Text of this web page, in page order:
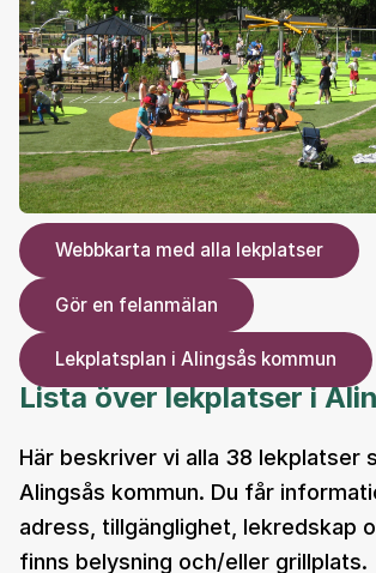
Webbkarta med alla lekplatser
Gör en felanmälan
Lekplatsplan i Alingsås kommun
Lista över lekplatser i
Här beskriver vi alla 38 lekplatser
Alingsås kommun. Du får
adress, tillgänglighet, lekredskap
finns belysning och/eller grillplats.